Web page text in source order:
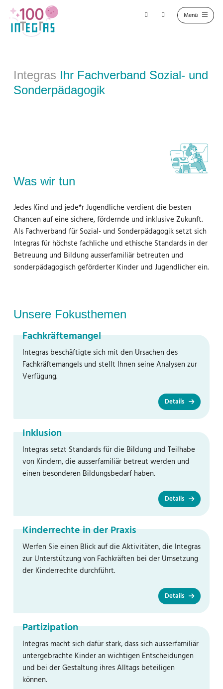
Integras Ihr Fachverband Sozial- und
Sonderpädagogik
Was wir tun
Jedes Kind und jede*r Jugendliche verdient die besten
Chancen auf eine sichere, fördernde und inklusive Zukunft.
Als Fachverband für Sozial- und Sonderpädagogik setzt sich
Integras für höchste fachliche und ethische Standards in der
Betreuung und Bildung ausserfamiliär betreuten und
sonderpädagogisch geförderter Kinder und Jugendlicher ein.
Unsere Fokusthemen
Fachkräftemangel
Integras beschäftigte sich mit den Ursachen des
Fachkräftemangels und stellt Ihnen seine Analysen zur
Verfügung.
Details
Inklusion
Integras setzt Standards für die Bildung und Teilhabe
von Kindern, die ausserfamiliär betreut werden und
einen besonderen Bildungsbedarf haben.
Details
Kinderrechte in der Praxis
Werfen Sie einen Blick auf die Aktivitäten, die Integras
zur Unterstützung von Fachkräften bei der Umsetzung
der Kinderrechte durchführt.
Details
Partizipation
Integras macht sich dafür stark, dass sich ausserfamiliär
untergebrachte Kinder an wichtigen Entscheidungen
und bei der Gestaltung ihres Alltags beteiligen
können.